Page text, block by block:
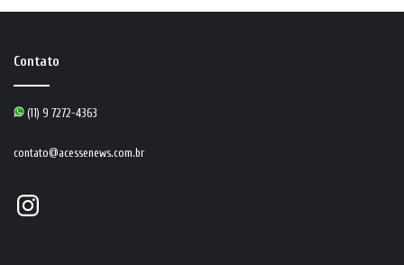
Contato
(11) 9 7272-4363
contato@acessenews.com.br
Instagram